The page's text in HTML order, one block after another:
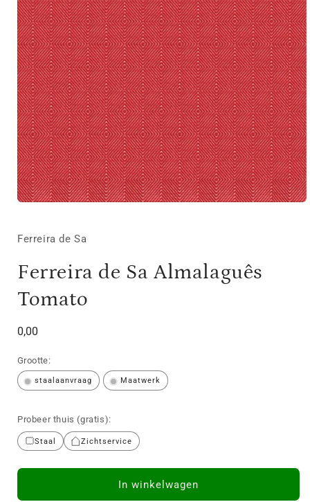
in
Ferreira de Sa
Ferreira de Sa Almalaguês
Tomato
Normale
0,00
Grootte:
staalaanvraag Maatwerk
Probeer thuis (gratis):
Staal Zichtservice
In winkelwagen